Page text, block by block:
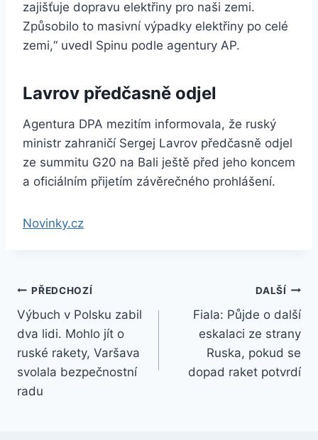
zajišťuje dopravu elektřiny pro naši zemi.
Způsobilo to masivní výpadky elektřiny po celé
zemi,“ uvedl Spinu podle agentury AP.
Lavrov předčasně odjel
Agentura DPA mezitím informovala, že ruský
ministr zahraničí Sergej Lavrov předčasně odjel
ze summitu G20 na Bali ještě před jeho koncem
a oficiálním přijetím závěrečného prohlášení.
Novinky.cz
Navigace
pro
příspěvek
PŘEDCHOZÍ
Výbuch v Polsku zabil
dva lidi. Mohlo jít o
ruské rakety, Varšava
svolala bezpečnostní
radu
DALŠÍ
Fiala: Půjde o další
eskalaci ze strany
Ruska, pokud se
dopad raket potvrdí